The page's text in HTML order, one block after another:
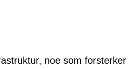
noe som forsterker